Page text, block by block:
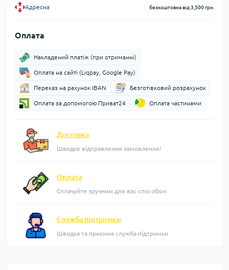
Адресна безкоштовна від 3,500 грн.
Оплата
Накладений платіж (при отриманні)
Оплата на сайті (Liqpay, Google Pay)
Переказ на рахунок IBAN Безготівковий розрахунок
Оплата за допомогою Приват24 Оплата частинами
Доставка
Швидке відправлення замовлення!
Оплата
Сплачуйте зручним для вас способом
Служба підтримки
Швидка та приємна служба підтримки